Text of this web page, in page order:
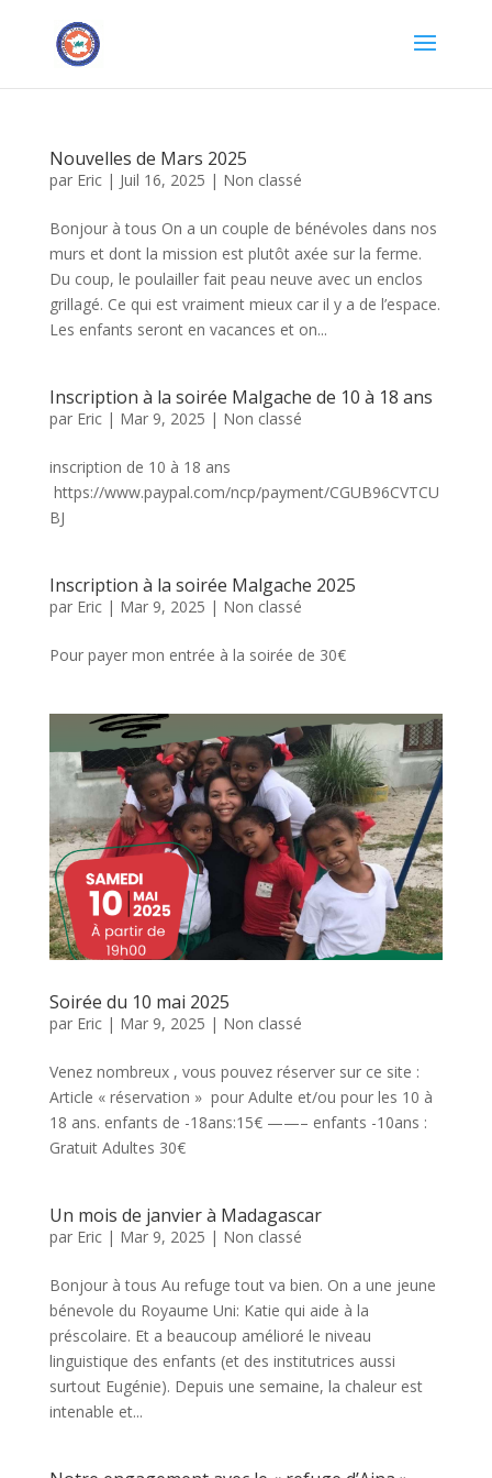
Nouvelles de Mars 2025
par Eric| Juil 16, 2025 | Non classé
Bonjour à tous On a un couple de bénévoles dans nos
murs et dont la mission est plutôt axée sur la ferme.
Du coup, le poulailler fait peau neuve avec un enclos
grillagé. Ce qui est vraiment mieux car il y a de l’espace.
Les enfants seront en vacances et on...
Inscription à la soirée Malgache de 10 à 18 ans
par Eric| Mar 9, 2025 | Non classé
inscription de 10 à 18 ans
https://www.paypal.com/ncp/payment/CGUB96CVTCU
BJ
Inscription à la soirée Malgache 2025
par Eric| Mar 9, 2025 | Non classé
Pour payer mon entrée à la soirée de 30€
Soirée du 10 mai 2025
par Eric| Mar 9, 2025 | Non classé
Venez nombreux , vous pouvez réserver sur ce site :
Article « réservation » pour Adulte et/ou pour les 10 à
18 ans. enfants de -18ans:15€ ——– enfants -10ans :
Gratuit Adultes 30€
Un mois de janvier à Madagascar
par Eric| Mar 9, 2025 | Non classé
Bonjour à tous Au refuge tout va bien. On a une jeune
bénevole du Royaume Uni: Katie qui aide à la
préscolaire. Et a beaucoup amélioré le niveau
linguistique des enfants (et des institutrices aussi
surtout Eugénie). Depuis une semaine, la chaleur est
intenable et...